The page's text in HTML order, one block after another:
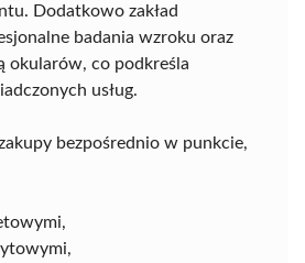
Dodatkowo zakład
badania wzroku oraz
okularów, co podkreśla
usług.
bezpośrednio w punkcie,